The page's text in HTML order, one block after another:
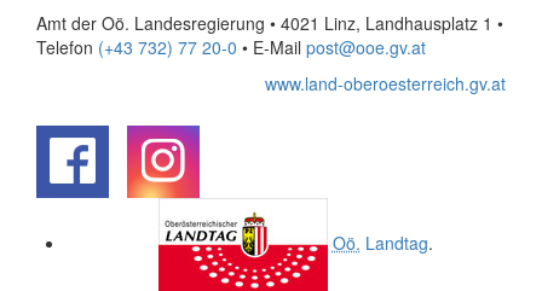
Amt der Oö. Landesregierung • 4021 Linz, Landhausplatz 1 •
Telefon (+43 732) 77 20-0 • E-Mail post@ooe.gv.at
www.land-oberoesterreich.gv.at
Oö. Landtag.